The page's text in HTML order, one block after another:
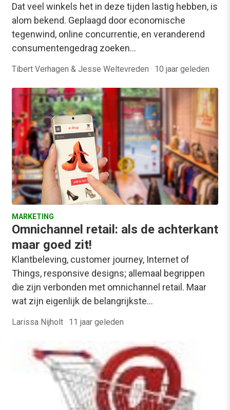
Dat veel winkels het in deze tijden lastig hebben, is
alom bekend. Geplaagd door economische
tegenwind, online concurrentie, en veranderend
consumentengedrag zoeken…
Tibert Verhagen & Jesse Weltevreden · 10 jaar geleden
MARKETING
Omnichannel retail: als de achterkant
maar goed zit!
Klantbeleving, customer journey, Internet of
Things, responsive designs; allemaal begrippen
die zijn verbonden met omnichannel retail. Maar
wat zijn eigenlijk de belangrijkste…
Larissa Nijholt · 11 jaar geleden